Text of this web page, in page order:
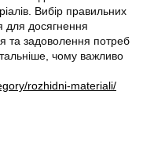
Вибір правильних
для досягнення
та задоволення потреб
чому важливо
rozhidni-materiali/